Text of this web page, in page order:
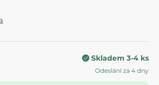
Skladem 3-4 ks
Odeslání za 4 dny